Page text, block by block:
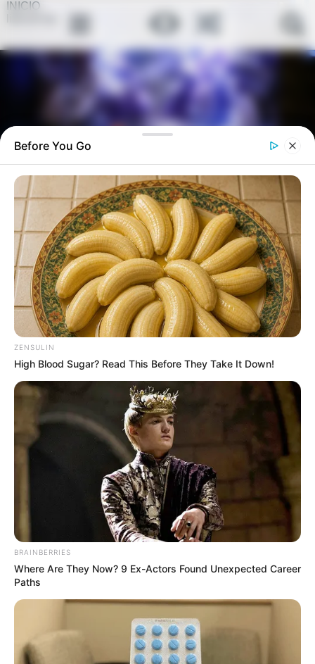
INICIO
Detén todo, estos son los signos de
que está creciendo.
Before You Go
ZENSULIN
High Blood Sugar? Read This Before They Take It Down!
BRAINBERRIES
Where Are They Now? 9 Ex-Actors Found Unexpected Career
Paths